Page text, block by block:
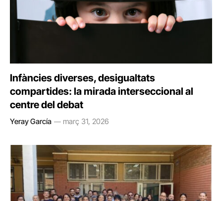
Infàncies diverses, desigualtats
compartides: la mirada interseccional al
centre del debat
Yeray García març 31, 2026